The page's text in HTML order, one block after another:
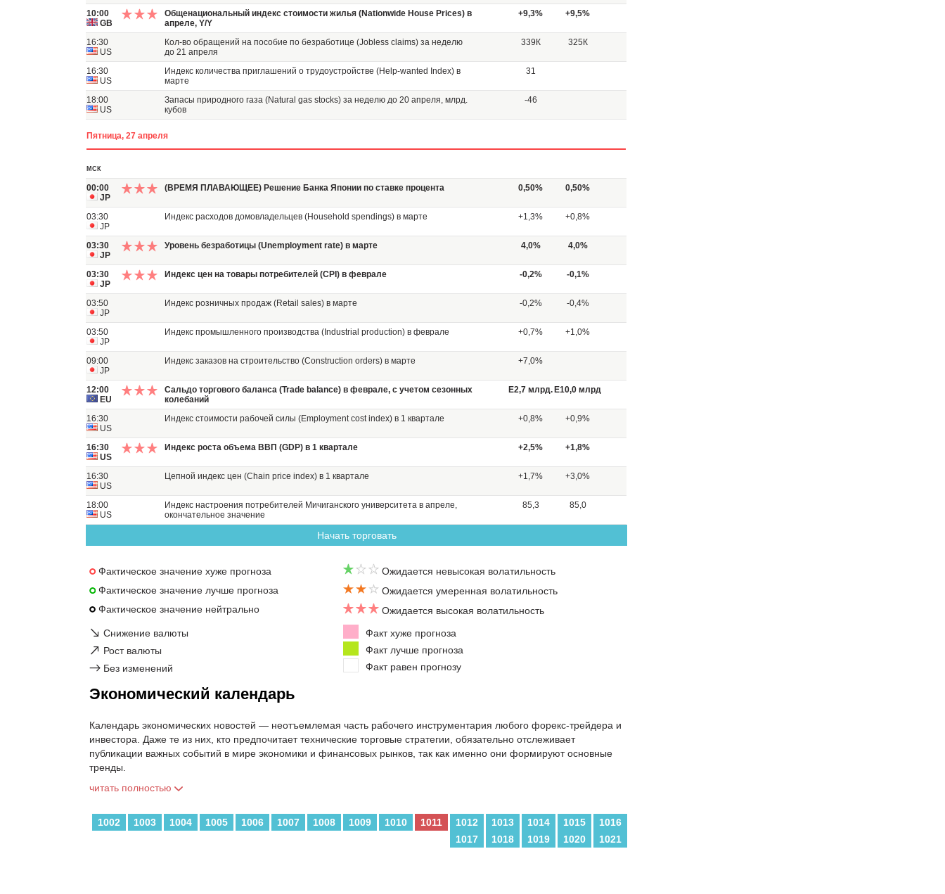
10:00
GB
Общенациональный индекс стоимости жилья (Nationwide House Prices) в
апреле, Y/Y
+9,3% +9,5%
16:30
US
Кол-во обращений на пособие по безработице (Jobless claims) за неделю
до 21 апреля
339К 325К
16:30
US
Индекс количества приглашений о трудоустройстве (Help-wanted Index) в
марте
31
18:00
US
Запасы природного газа (Natural gas stocks) за неделю до 20 апреля, млрд.
кубов
-46
Пятница, 27 апреля
МСК
00:00
JP
(ВРЕМЯ ПЛАВАЮЩЕЕ) Решение Банка Японии по ставке процента 0,50% 0,50%
03:30
JP
Индекс расходов домовладельцев (Household spendings) в марте +1,3% +0,8%
03:30
JP
Уровень безработицы (Unemployment rate) в марте 4,0% 4,0%
03:30
JP
Индекс цен на товары потребителей (CPI) в феврале -0,2% -0,1%
03:50
JP
Индекс розничных продаж (Retail sales) в марте -0,2% -0,4%
03:50
JP
Индекс промышленного производства (Industrial production) в феврале +0,7% +1,0%
09:00
JP
Индекс заказов на строительство (Construсtion orders) в марте +7,0%
12:00
EU
Сальдо торгового баланса (Trade balance) в феврале, с учетом сезонных
колебаний
Е2,7 млрд. Е10,0 млрд
16:30
US
Индекс стоимости рабочей силы (Employment cost index) в 1 квартале +0,8% +0,9%
16:30
US
Индекс роста объема ВВП (GDP) в 1 квартале +2,5% +1,8%
16:30
US
Цепной индекс цен (Chain price index) в 1 квартале +1,7% +3,0%
18:00
US
Индекс настроения потребителей Мичиганского университета в апреле,
окончательное значение
85,3 85,0
Начать торговать
Фактическое значение хуже прогноза
Фактическое значение лучше прогноза
Фактическое значение нейтрально
Ожидается невысокая волатильность
Ожидается умеренная волатильность
Ожидается высокая волатильность
↘ Снижение валюты
↗ Рост валюты
→ Без изменений
Факт хуже прогноза
Факт лучше прогноза
Факт равен прогнозу
Экономический календарь
Календарь экономических новостей — неотъемлемая часть рабочего инструментария любого форекс-трейдера и
инвестора. Даже те из них, кто предпочитает технические торговые стратегии, обязательно отслеживает
публикации важных событий в мире экономики и финансовых рынков, так как именно они формируют основные
тренды.
читать полностью
1002 1003 1004 1005 1006 1007 1008 1009 1010 1011 1012 1013 1014 1015
1016
1017
1018 1019 1020 1021